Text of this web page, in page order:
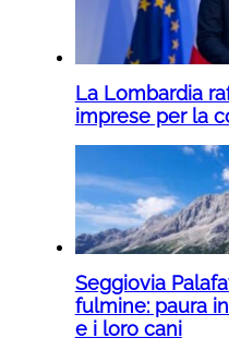
La Lombardia
imprese per la
Seggiovia
fulmine: paura
e i loro cani